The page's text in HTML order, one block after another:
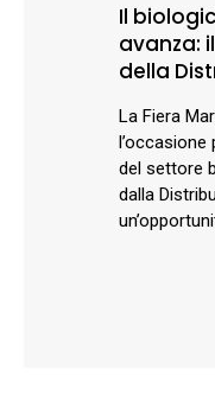
Il
avanza:
della
La Fiera
del settore
dalla